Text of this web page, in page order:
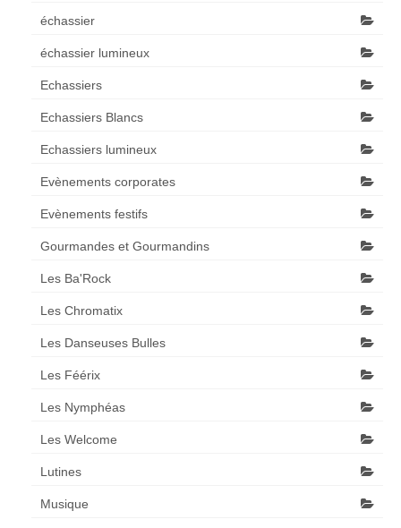
échassier
échassier lumineux
Echassiers
Echassiers Blancs
Echassiers lumineux
Evènements corporates
Evènements festifs
Gourmandes et Gourmandins
Les Ba'Rock
Les Chromatix
Les Danseuses Bulles
Les Féérix
Les Nymphéas
Les Welcome
Lutines
Musique